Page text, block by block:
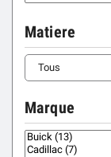
Matiere
Marque